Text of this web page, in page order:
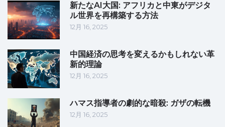
新たなAI大国: アフリカと中東がデジタ
ル世界を再構築する方法
12月 16, 2025
中国経済の思考を変えるかもしれない革
新的理論
12月 16, 2025
ハマス指導者の劇的な暗殺: ガザの転機
12月 16, 2025